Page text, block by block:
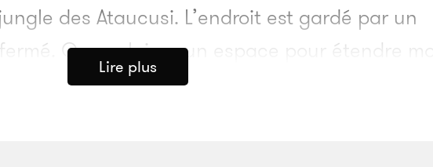
des Ataucusi. L’endroit est gardé par un
On me laisse un espace pour étendre mon
quoi je leur suis reconnaissant. Pour l’instant,
Lire plus